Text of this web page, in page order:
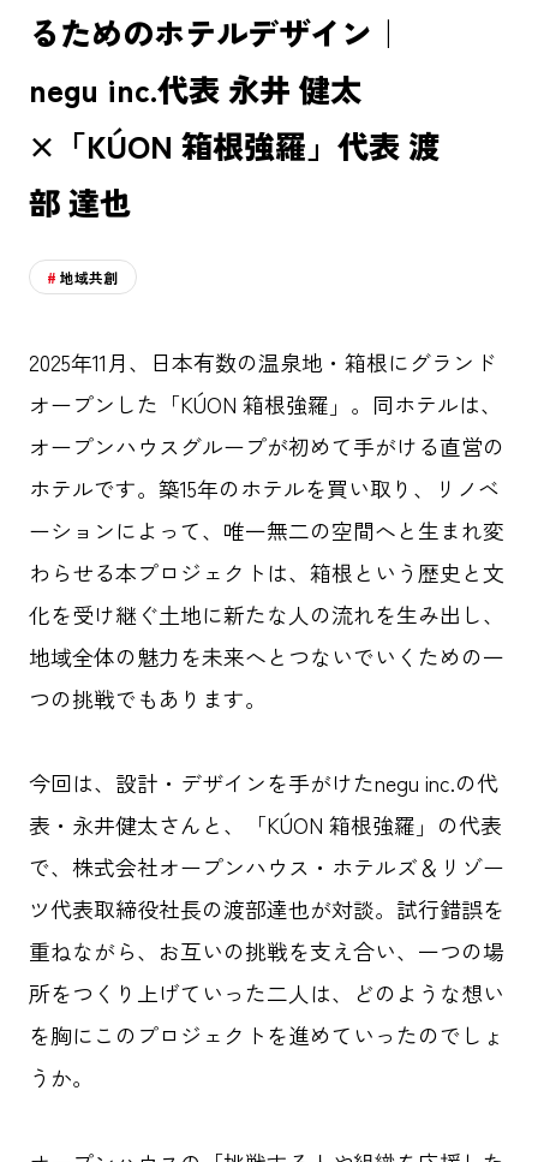
るためのホテルデザイン｜
negu inc.代表 永井 健太
×「KÚON 箱根強羅」代表 渡
部 達也
地域共創
2025年11月、日本有数の温泉地・箱根にグランド
オープンした「KÚON 箱根強羅」。同ホテルは、
オープンハウスグループが初めて手がける直営の
ホテルです。築15年のホテルを買い取り、リノベ
ーションによって、唯一無二の空間へと生まれ変
わらせる本プロジェクトは、箱根という歴史と文
化を受け継ぐ土地に新たな人の流れを生み出し、
地域全体の魅力を未来へとつないでいくための一
つの挑戦でもあります。
今回は、設計・デザインを手がけたnegu inc.の代
表・永井健太さんと、「KÚON 箱根強羅」の代表
で、株式会社オープンハウス・ホテルズ＆リゾー
ツ代表取締役社長の渡部達也が対談。試行錯誤を
重ねながら、お互いの挑戦を支え合い、一つの場
所をつくり上げていった二人は、どのような想い
を胸にこのプロジェクトを進めていったのでしょ
うか。